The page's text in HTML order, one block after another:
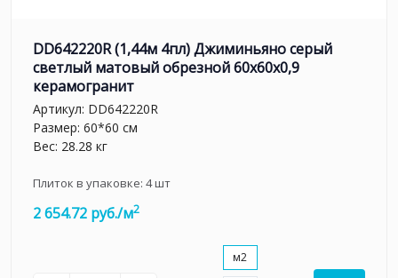
DD642220R (1,44м 4пл) Джиминьяно серый
светлый матовый обрезной 60х60x0,9
керамогранит
Артикул: DD642220R
Размер: 60*60 см
Вес: 28.28 кг
Плиток в упаковке: 4шт
2 654.72 руб./м2
м2